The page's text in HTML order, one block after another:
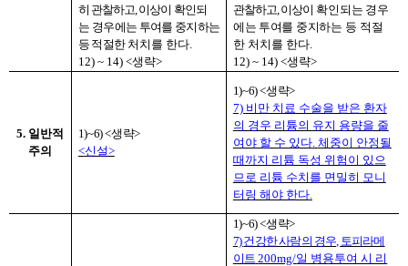
히 관찰하고,이상이 확인되
는 경우에는 투여를 중지하는
등 적절한 처치를 한다.
12) ~ 14) <생략>
관찰하고,이상이 확인되는 경우
에는 투여를 중지하는 등 적절
한 처치를 한다.
12) ~ 14) <생략>
5. 일반적
주의
1)~6) <생략>
<신설>
1)~6) <생략>
7) 비만 치료 수술을 받은 환자
의 경우 리튬의 유지 용량을 줄
여야 할 수 있다. 체중이 안정될
때까지 리튬 독성 위험이 있으
므로 리튬 수치를 면밀히 모니
터링 해야 한다.
1)~6) <생략>
7)건강한 사람의 경우, 토피라메
이트 200mg/일 병용투여 시 리